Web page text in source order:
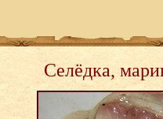
Селёдка,